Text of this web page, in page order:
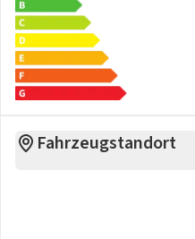
Fahrzeugstandort